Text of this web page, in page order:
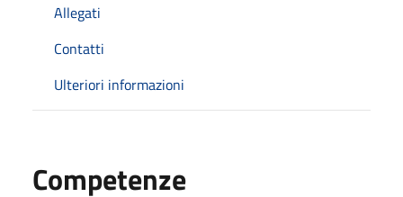
Allegati
Contatti
Ulteriori informazioni
Competenze